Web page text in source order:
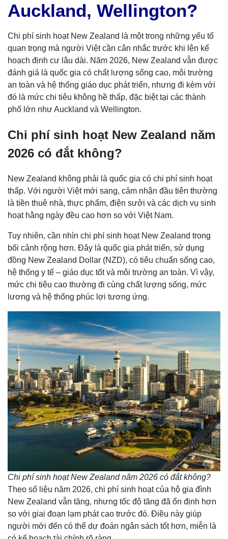
Auckland, Wellington?
Chi phí sinh hoạt New Zealand là một trong những yếu tố
quan trọng mà người Việt cần cân nhắc trước khi lên kế
hoạch định cư lâu dài. Năm 2026, New Zealand vẫn được
đánh giá là quốc gia có chất lượng sống cao, môi trường
an toàn và hệ thống giáo dục phát triển, nhưng đi kèm với
đó là mức chi tiêu không hề thấp, đặc biệt tại các thành
phố lớn như Auckland và Wellington.
Chi phí sinh hoạt New Zealand năm
2026 có đắt không?
New Zealand không phải là quốc gia có chi phí sinh hoạt
thấp. Với người Việt mới sang, cảm nhận đầu tiên thường
là tiền thuê nhà, thực phẩm, điện sưởi và các dịch vụ sinh
hoạt hằng ngày đều cao hơn so với Việt Nam.
Tuy nhiên, cần nhìn chi phí sinh hoạt New Zealand trong
bối cảnh rộng hơn. Đây là quốc gia phát triển, sử dụng
đồng New Zealand Dollar (NZD), có tiêu chuẩn sống cao,
hệ thống y tế – giáo dục tốt và môi trường an toàn. Vì vậy,
mức chi tiêu cao thường đi cùng chất lượng sống, mức
lương và hệ thống phúc lợi tương ứng.
Chi phí sinh hoạt New Zealand năm 2026 có đắt không?
Theo số liệu năm 2026, chi phí sinh hoạt của hộ gia đình
New Zealand vẫn tăng, nhưng tốc độ tăng đã ổn định hơn
so với giai đoạn lạm phát cao trước đó. Điều này giúp
người mới đến có thể dự đoán ngân sách tốt hơn, miễn là